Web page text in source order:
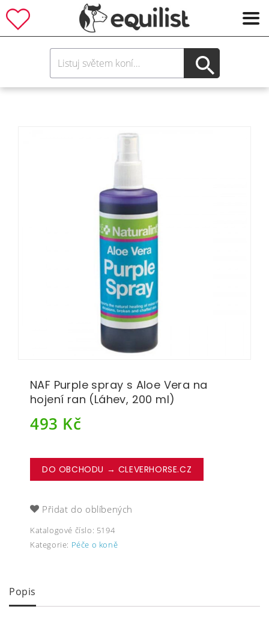
NAF Purple spray s Aloe Vera na
hojení ran (Láhev, 200 ml)
493 Kč
DO OBCHODU → CLEVERHORSE.CZ
Přidat do oblíbených
Katalogové číslo: 5194
Kategorie: Péče o koně
Popis